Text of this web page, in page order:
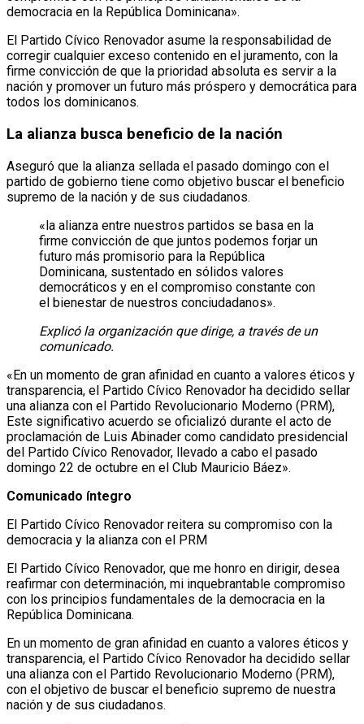
democracia en la República Dominicana».
El Partido Cívico Renovador asume la responsabilidad de
corregir cualquier exceso contenido en el juramento, con la
firme convicción de que la prioridad absoluta es servir a la
nación y promover un futuro más próspero y democrática para
todos los dominicanos.
La alianza busca beneficio de la nación
Aseguró que la alianza sellada el pasado domingo con el
partido de gobierno tiene como objetivo buscar el beneficio
supremo de la nación y de sus ciudadanos.
«la alianza entre nuestros partidos se basa en la
firme convicción de que juntos podemos forjar un
futuro más promisorio para la República
Dominicana, sustentado en sólidos valores
democráticos y en el compromiso constante con
el bienestar de nuestros conciudadanos».
Explicó la organización que dirige, a través de un
comunicado.
«En un momento de gran afinidad en cuanto a valores éticos y
transparencia, el Partido Cívico Renovador ha decidido sellar
una alianza con el Partido Revolucionario Moderno (PRM),
Este significativo acuerdo se oficializó durante el acto de
proclamación de Luis Abinader como candidato presidencial
del Partido Cívico Renovador, llevado a cabo el pasado
domingo 22 de octubre en el Club Mauricio Báez».
Comunicado íntegro
El Partido Cívico Renovador reitera su compromiso con la
democracia y la alianza con el PRM
El Partido Cívico Renovador, que me honro en dirigir, desea
reafirmar con determinación, mi inquebrantable compromiso
con los principios fundamentales de la democracia en la
República Dominicana.
En un momento de gran afinidad en cuanto a valores éticos y
transparencia, el Partido Cívico Renovador ha decidido sellar
una alianza con el Partido Revolucionario Moderno (PRM),
con el objetivo de buscar el beneficio supremo de nuestra
nación y de sus ciudadanos.